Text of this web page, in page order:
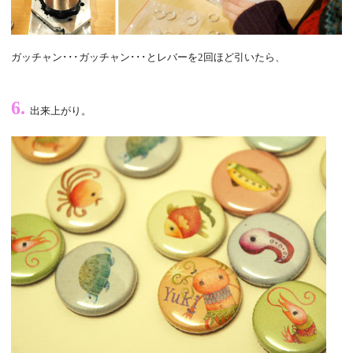
ガッチャン･･･ガッチャン･･･とレバーを2回ほど引いたら、
6. 出来上がり。